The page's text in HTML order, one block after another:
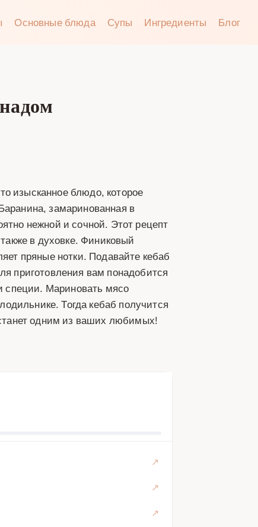
Основные блюда Супы Ингредиенты Блог
изысканное блюдо, которое
замаринованная в
нежной и сочной. Этот рецепт
в духовке. Финиковый
пряные нотки. Подавайте кебаб
приготовления вам понадобится
специи. Мариновать мясо
Тогда кебаб получится
одним из ваших любимых!